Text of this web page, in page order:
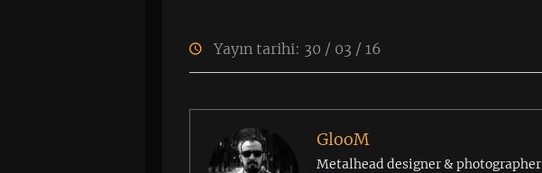
Yayın tarihi: 30 / 03 / 16
GlooM
Metalhead designer & photographer